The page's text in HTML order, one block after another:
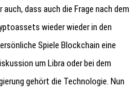
dass auch die Frage nach dem
wieder wieder in den
Spiele Blockchain eine
um Libra oder bei dem
gehört die Technologie. Nun